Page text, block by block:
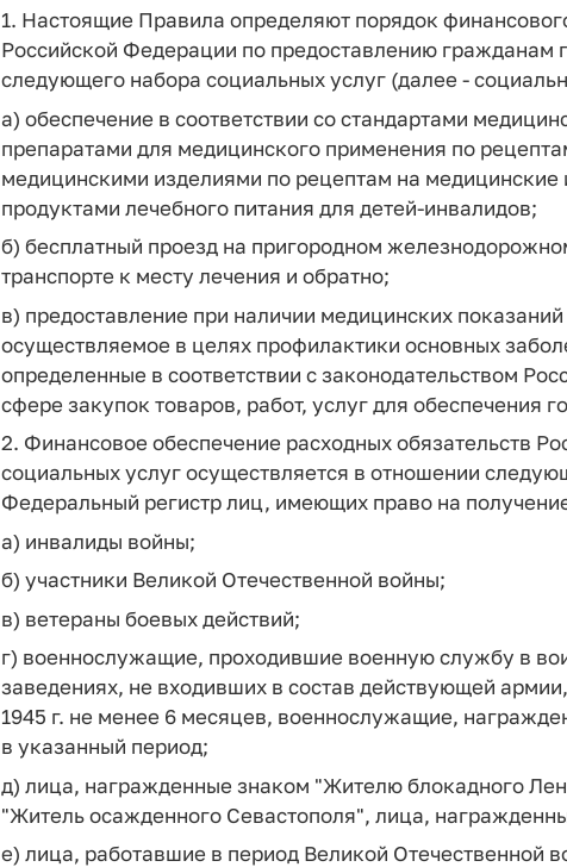
1. Настоящие Правила определяют порядок
Российской Федерации по предоставлению гражданам
следующего набора социальных услуг (далее -
а) обеспечение в соответствии со стандартами
препаратами для медицинского применения по
медицинскими изделиями по рецептам на
продуктами лечебного питания для детей-инвалидов;
б) бесплатный проезд на пригородном
транспорте к месту лечения и обратно;
в) предоставление при наличии медицинских
осуществляемое в целях профилактики основных
определенные в соответствии с законодательством
сфере закупок товаров, работ, услуг для обеспечения
2. Финансовое обеспечение расходных обязательств
социальных услуг осуществляется в отношении
Федеральный регистр лиц, имеющих право на
а) инвалиды войны;
б) участники Великой Отечественной войны;
в) ветераны боевых действий;
г) военнослужащие, проходившие военную службу в
заведениях, не входивших в состав действующей
1945 г. не менее 6 месяцев, военнослужащие,
в указанный период;
д) лица, награжденные знаком "Жителю блокадного
"Житель осажденного Севастополя", лица,
е) лица, работавшие в период Великой Отечественной